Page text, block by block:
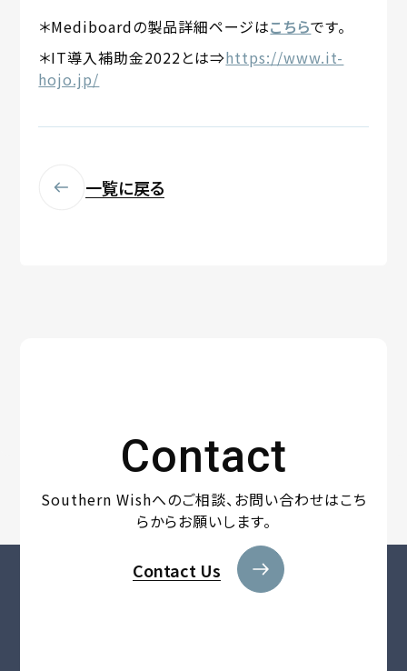
＊Mediboardの製品詳細ページはこちらです。
＊IT導入補助金2022とは⇒https://www.it-
hojo.jp/
一覧に戻る
Contact
Southern Wishへのご相談、お問い合わせはこち
らからお願いします。
Contact Us